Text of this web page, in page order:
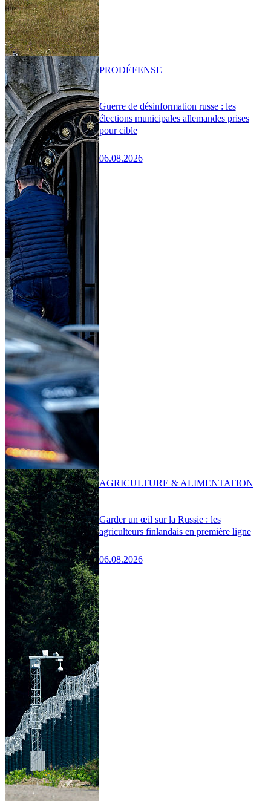
Guerre de désinformation russe : les
élections municipales allemandes prises
pour cible
06.08.2026
PRODÉFENSE
Garder un œil sur la Russie : les
agriculteurs finlandais en première ligne
06.08.2026
AGRICULTURE & ALIMENTATION